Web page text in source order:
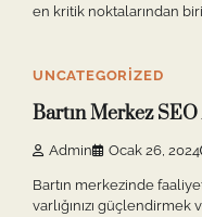
en kritik noktalarından
UNCATEGORIZED
Bartın Merkez SEO
Admin Ocak 26, 2024
Bartın merkezinde
varlığınızı güçlendirmek